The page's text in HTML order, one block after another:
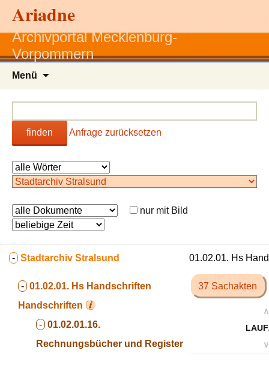
Ariadne
Archivportal Mecklenburg-
Vorpommern
Menü
finden Anfrage zurücksetzen
nur mit Bild
- Stadtarchiv Stralsund
- 01.02.01. Hs Handschriften
Handschriften
- 01.02.01.16.
Rechnungsbücher und Register
01.02.01. Hs
37 Sachakten
∧
∨